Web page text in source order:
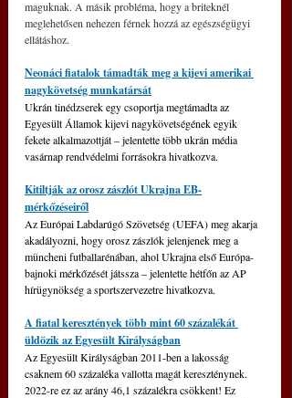
maguknak. A másik probléma, hogy a briteknél
meglehetősen nehezen férnek hozzá az egészségügyi
ellátáshoz.
Neonáci fiatalok támadták meg a kijevi amerikai
nagykövetség munkatársát
Ukrán tinédzserek egy csoportja megtámadta az
Egyesült Államok kijevi nagykövetségének egyik
fekete alkalmazottját – jelentette több ukrán média
vasárnap rendvédelmi forrásokra hivatkozva.
Kitiltják az orosz zászlót Ukrajna EB-
mérkőzéseiről
Az Európai Labdarúgó Szövetség (UEFA) meg akarja
akadályozni, hogy orosz zászlók jelenjenek meg a
müncheni futballarénában, ahol Ukrajna első Európa-
bajnoki mérkőzését játssza – jelentette hétfőn az AP
hírügynökség a sportszervezetre hivatkozva.
A fiatal keresztények több mint 60 százalékát
üldözik az Egyesült Királyságban
Az Egyesült Királyságban 2011-ben a lakosság
csaknem 60 százaléka vallotta magát kereszténynek.
2022-re ez az arány 46,1 százalékra csökkent! Ez